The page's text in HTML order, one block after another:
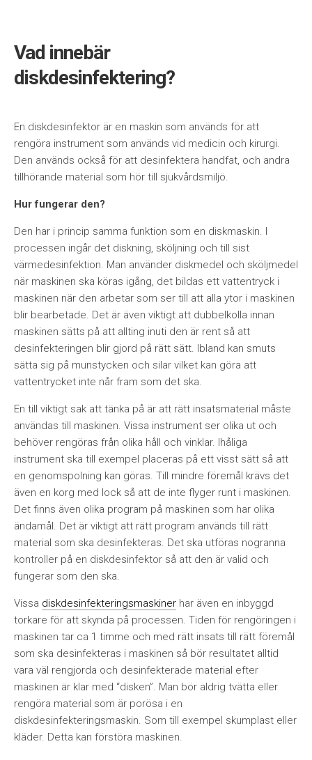
Vad innebär
diskdesinfektering?
En diskdesinfektor är en maskin som används för att
rengöra instrument som används vid medicin och kirurgi.
Den används också för att desinfektera handfat, och andra
tillhörande material som hör till sjukvårdsmiljö.
Hur fungerar den?
Den har i princip samma funktion som en diskmaskin. I
processen ingår det diskning, sköljning och till sist
värmedesinfektion. Man använder diskmedel och sköljmedel
när maskinen ska köras igång, det bildas ett vattentryck i
maskinen när den arbetar som ser till att alla ytor i maskinen
blir bearbetade. Det är även viktigt att dubbelkolla innan
maskinen sätts på att allting inuti den är rent så att
desinfekteringen blir gjord på rätt sätt. Ibland kan smuts
sätta sig på munstycken och silar vilket kan göra att
vattentrycket inte når fram som det ska.
En till viktigt sak att tänka på är att rätt insatsmaterial måste
användas till maskinen. Vissa instrument ser olika ut och
behöver rengöras från olika håll och vinklar. Ihåliga
instrument ska till exempel placeras på ett visst sätt så att
en genomspolning kan göras. Till mindre föremål krävs det
även en korg med lock så att de inte flyger runt i maskinen.
Det finns även olika program på maskinen som har olika
ändamål. Det är viktigt att rätt program används till rätt
material som ska desinfekteras. Det ska utföras nogranna
kontroller på en diskdesinfektor så att den är valid och
fungerar som den ska.
Vissa diskdesinfekteringsmaskiner har även en inbyggd
torkare för att skynda på processen. Tiden för rengöringen i
maskinen tar ca 1 timme och med rätt insats till rätt föremål
som ska desinfekteras i maskinen så bör resultatet alltid
vara väl rengjorda och desinfekterade material efter
maskinen är klar med “disken”. Man bör aldrig tvätta eller
rengöra material som är porösa i en
diskdesinfekteringsmaskin. Som till exempel skumplast eller
kläder. Detta kan förstöra maskinen.